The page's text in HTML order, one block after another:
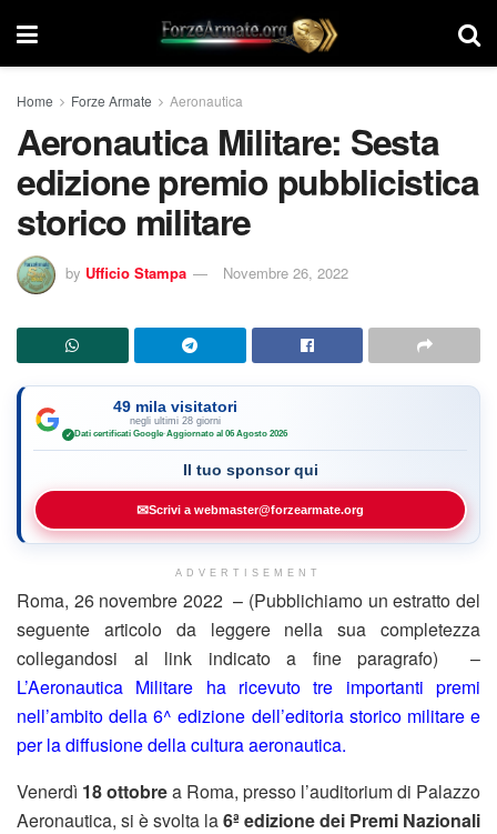
Home Forze Armate Aeronautica
Aeronautica Militare: Sesta
edizione premio pubblicistica
storico militare
by Ufficio Stampa Novembre 26, 2022
49 mila visitatori
negli ultimi 28 giorni
✓ Dati certificati Google·Aggiornato al 06 Agosto 2026
Il tuo sponsor qui
✉Scrivi a webmaster@forzearmate.org
ADVERTISEMENT
Roma, 26 novembre 2022 – (Pubblichiamo un estratto del
seguente articolo da leggere nella sua completezza
collegandosi al link indicato a fine paragrafo) –
L’Aeronautica Militare ha ricevuto tre importanti premi
nell’ambito della 6^ edizione dell’editoria storico militare e
per la diffusione della cultura aeronautica.
Venerdì 18 ottobrea Roma, presso l’auditorium di Palazzo
Aeronautica, si è svolta la6ª edizione dei Premi Nazionali